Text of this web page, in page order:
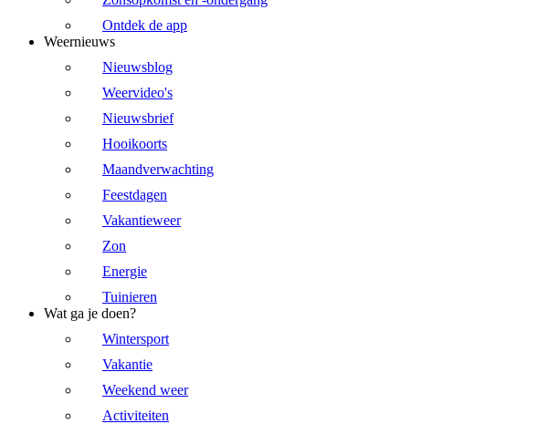
Ontdek de app
Weernieuws
Nieuwsblog
Weervideo's
Nieuwsbrief
Hooikoorts
Maandverwachting
Feestdagen
Vakantieweer
Zon
Energie
Tuinieren
Wat ga je doen?
Wintersport
Vakantie
Weekend weer
Activiteiten